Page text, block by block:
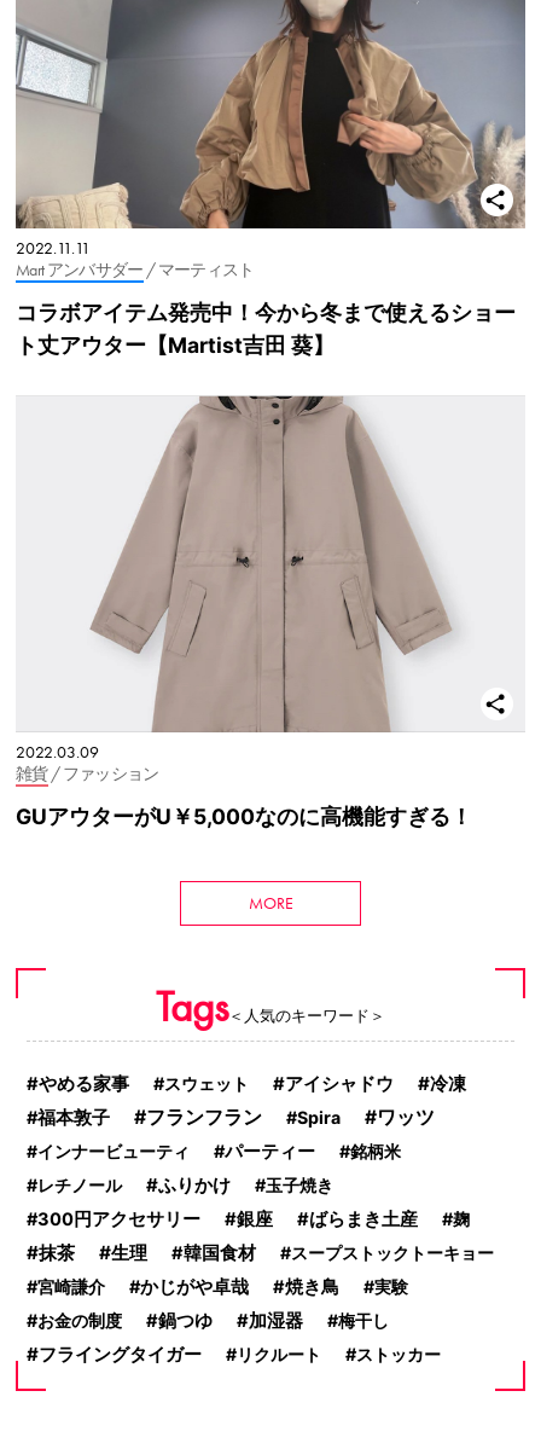
2022.11.11
Mart アンバサダー / マーティスト
コラボアイテム発売中！今から冬まで使えるショー
ト丈アウター【Martist吉田 葵】
2022.03.09
雑貨/ ファッション
GUアウターがU￥5,000なのに高機能すぎる！
MORE
Tags＜人気のキーワード＞
やめる家事 スウェット アイシャドウ 冷凍
福本敦子 フランフラン Spira ワッツ
インナービューティ パーティー
銘柄米
レチノール
ふりかけ 玉子焼き
300円アクセサリー 銀座 ばらまき土産 麹
抹茶 生理 韓国食材
スープストックトーキョー
宮崎謙介
かじがや卓哉 焼き鳥
実験
お金の制度
鍋つゆ 加湿器 梅干し
フライングタイガー リクルート ストッカー